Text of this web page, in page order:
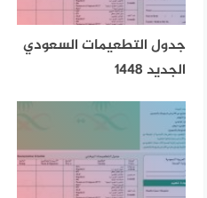
جدول التطعيمات السعودي
الجديد 1448